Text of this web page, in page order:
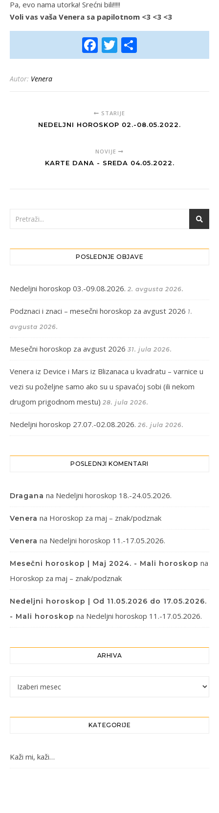
Pa, evo nama utorka! Srećni bili!!!!!
Voli vas vaša Venera sa papilotnom <3 <3 <3
Facebook
Twitter
Autor: Venera
STARIJE
NEDELJNI HOROSKOP 02.-08.05.2022.
NOVIJE
KARTE DANA - SREDA 04.05.2022.
POSLEDNJE OBJAVE
Nedeljni horoskop 03.-09.08.2026. 2. avgusta 2026.
Podznaci i znaci – mesečni horoskop za avgust 2026 1.
avgusta 2026.
Mesečni horoskop za avgust 2026 31. jula 2026.
Venera iz Device i Mars iz Blizanaca u kvadratu – varnice u
vezi su poželjne samo ako su u spavaćoj sobi (ili nekom
drugom prigodnom mestu) 28. jula 2026.
Nedeljni horoskop 27.07.-02.08.2026. 26. jula 2026.
POSLEDNJI KOMENTARI
Dragana na Nedeljni horoskop 18.-24.05.2026.
Venera na Horoskop za maj – znak/podznak
Venera na Nedeljni horoskop 11.-17.05.2026.
Mesečni horoskop | Maj 2024. - Mali horoskop na
Horoskop za maj – znak/podznak
Nedeljni horoskop | Od 11.05.2026 do 17.05.2026.
- Mali horoskop na Nedeljni horoskop 11.-17.05.2026.
ARHIVA
Arhiva
KATEGORIJE
Kaži mi, kaži…